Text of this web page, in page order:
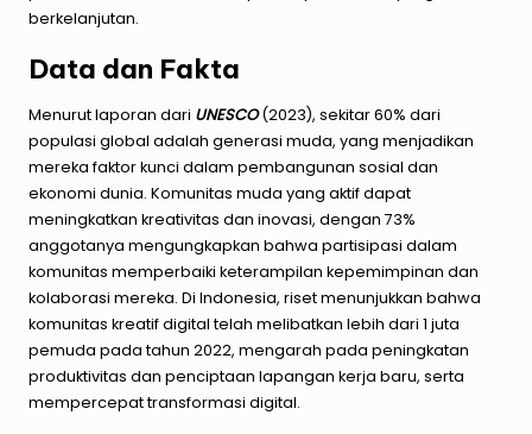
berkelanjutan.
Data dan Fakta
Menurut laporan dari UNESCO (2023), sekitar 60% dari
populasi global adalah generasi muda, yang menjadikan
mereka faktor kunci dalam pembangunan sosial dan
ekonomi dunia. Komunitas muda yang aktif dapat
meningkatkan kreativitas dan inovasi, dengan 73%
anggotanya mengungkapkan bahwa partisipasi dalam
komunitas memperbaiki keterampilan kepemimpinan dan
kolaborasi mereka. Di Indonesia, riset menunjukkan bahwa
komunitas kreatif digital telah melibatkan lebih dari 1 juta
pemuda pada tahun 2022, mengarah pada peningkatan
produktivitas dan penciptaan lapangan kerja baru, serta
mempercepat transformasi digital.